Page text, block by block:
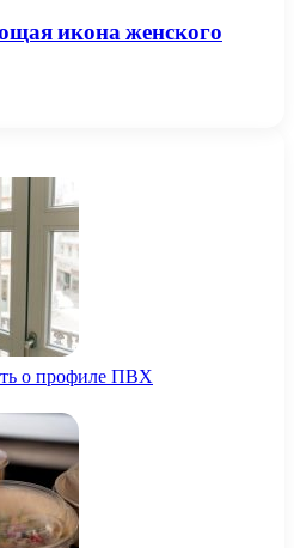
икона женского
о профиле ПВХ